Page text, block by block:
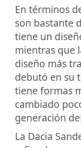
En términos
son bastante
tiene un
mientras que
diseño más
debutó en su
tiene formas
cambiado
generación
La Dacia